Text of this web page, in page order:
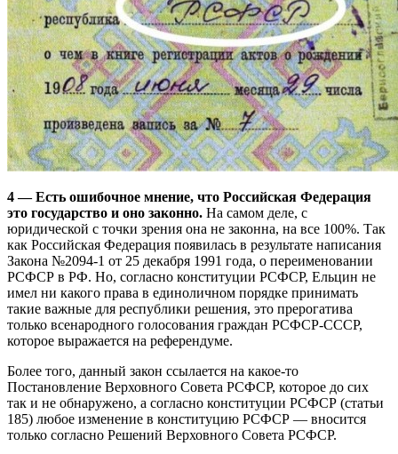
4 — Есть ошибочное мнение, что Российская Федерация
это государство и оно законно. На самом деле, с
юридической с точки зрения она не законна, на все 100%. Так
как Российская Федерация появилась в результате написания
Закона №2094-1 от 25 декабря 1991 года, о переименовании
РСФСР в РФ. Но, согласно конституции РСФСР, Ельцин не
имел ни какого права в единоличном порядке принимать
такие важные для республики решения, это прерогатива
только всенародного голосования граждан РСФСР-СССР,
которое выражается на референдуме.
Более того, данный закон ссылается на какое-то
Постановление Верховного Совета РСФСР, которое до сих
так и не обнаружено, а согласно конституции РСФСР (статьи
185) любое изменение в конституцию РСФСР — вносится
только согласно Решений Верховного Совета РСФСР.